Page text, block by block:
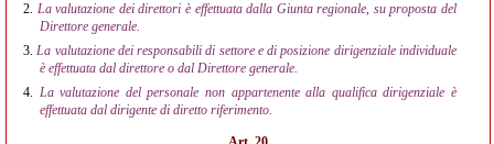
2. La valutazione dei direttori è effettuata dalla Giunta regionale, su proposta del
Direttore generale.
3.La valutazione dei responsabili di settore e di posizione dirigenziale individuale
è effettuata dal direttore o dal Direttore generale.
4. La valutazione del personale non appartenente alla qualifica dirigenziale è
effettuata dal dirigente di diretto riferimento.